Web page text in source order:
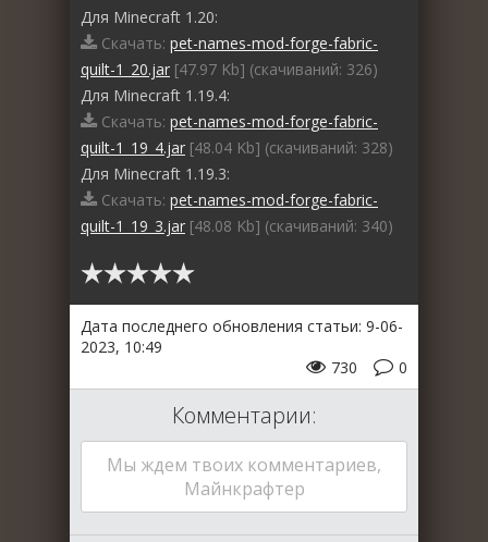
Для Minecraft 1.20:
Скачать: pet-names-mod-forge-fabric-
quilt-1_20.jar [47.97 Kb] (cкачиваний: 326)
Для Minecraft 1.19.4:
Скачать: pet-names-mod-forge-fabric-
quilt-1_19_4.jar [48.04 Kb] (cкачиваний: 328)
Для Minecraft 1.19.3:
Скачать: pet-names-mod-forge-fabric-
quilt-1_19_3.jar [48.08 Kb] (cкачиваний: 340)
Дата последнего обновления статьи: 9-06-
2023, 10:49
0
730
Комментарии:
Мы ждем твоих комментариев,
Майнкрафтер